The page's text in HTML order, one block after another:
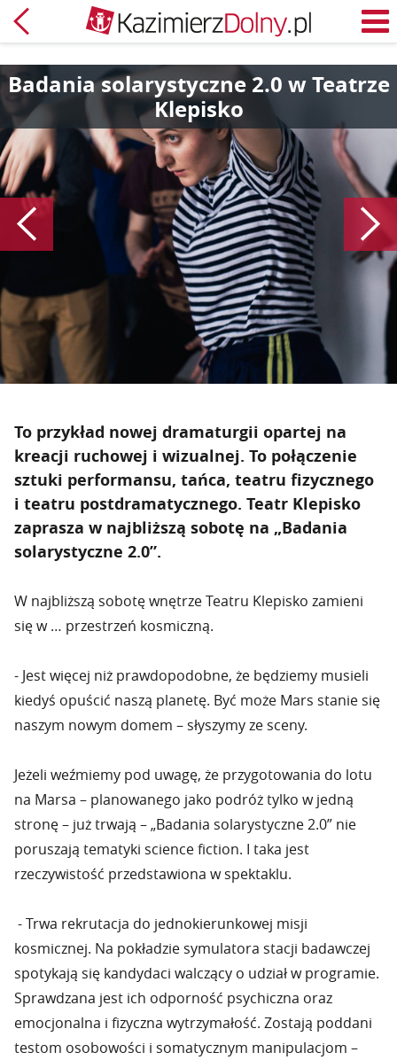
Powrót
Badania solarystyczne 2.0 w Teatrze
Klepisko
Poprzedni
To przykład nowej dramaturgii opartej na
kreacji ruchowej i wizualnej. To połączenie
sztuki performansu, tańca, teatru fizycznego
i teatru postdramatycznego. Teatr Klepisko
zaprasza w najbliższą sobotę na „Badania
solarystyczne 2.0”.
W najbliższą sobotę wnętrze Teatru Klepisko zamieni
się w … przestrzeń kosmiczną.
- Jest więcej niż prawdopodobne, że będziemy musieli
kiedyś opuścić naszą planetę. Być może Mars stanie się
naszym nowym domem – słyszymy ze sceny.
Jeżeli weźmiemy pod uwagę, że przygotowania do lotu
na Marsa – planowanego jako podróż tylko w jedną
stronę – już trwają – „Badania solarystyczne 2.0” nie
poruszają tematyki science fiction. I taka jest
rzeczywistość przedstawiona w spektaklu.
- Trwa rekrutacja do jednokierunkowej misji
kosmicznej. Na pokładzie symulatora stacji badawczej
spotykają się kandydaci walczący o udział w programie.
Sprawdzana jest ich odporność psychiczna oraz
emocjonalna i fizyczna wytrzymałość. Zostają poddani
testom osobowości i somatycznym manipulacjom –